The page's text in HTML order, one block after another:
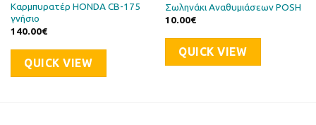
Καρμπυρατέρ HONDA CB-175
γνήσιο
140.00€
QUICK VIEW
Σωληνάκι Αναθυμιάσεων POSH
10.00€
QUICK VIEW